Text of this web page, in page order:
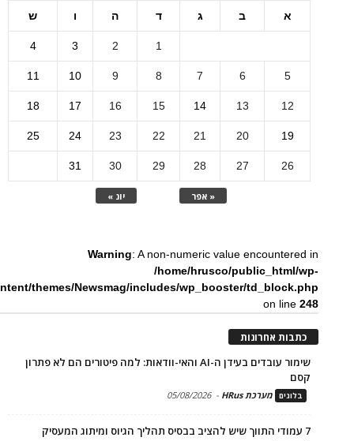
א ב ג ד ה ו ש
« אפר יונ »
1
2
3
4
5
6
7
8
9
10
11
12
13
14
15
16
17
18
19
20
21
22
23
24
25
26
27
28
29
30
31
Warning: A non-numeric value encountered in
/home/hrusco/public_html/wp-
themes/Newsmag/includes/wp_booster/td_block.php
on line248
כתבות אחרונות
שימור עובדים בעידן ה-AI והאי-וודאות: למה פיטורים הם לא פתרון
קסם
בלוגים מערכת HRus -
05/08/2026
7 עמודי התווך שיש להציב בבסיס תהליך הגיוס ומיתוג המעסיק